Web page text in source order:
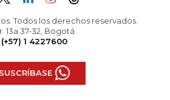
Todos los derechos reservados.
13a 37-32, Bogotá
(+57) 1 4227600
SUSCRÍBASE